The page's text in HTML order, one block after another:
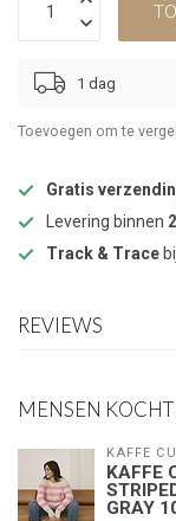
1 dag
Toevoegen om te
Gratis
Levering binnen
Track & Trace
REVIEWS
MENSEN
KAFFE
KAFFE
GRAY